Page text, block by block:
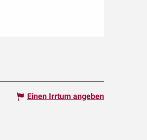
Einen Irrtum angeben